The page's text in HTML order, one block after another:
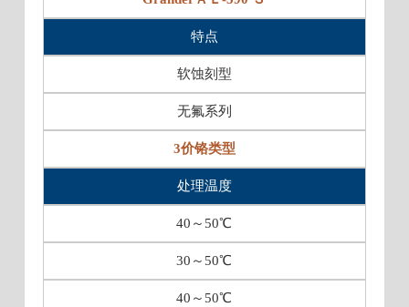
特点
软蚀刻型
无氟系列
3价铬类型
处理温度
40～50℃
30～50℃
40～50℃